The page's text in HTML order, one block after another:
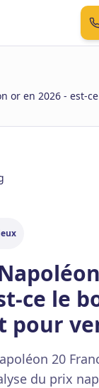
or en 2026 - est-
ce le
pour
20
du prix